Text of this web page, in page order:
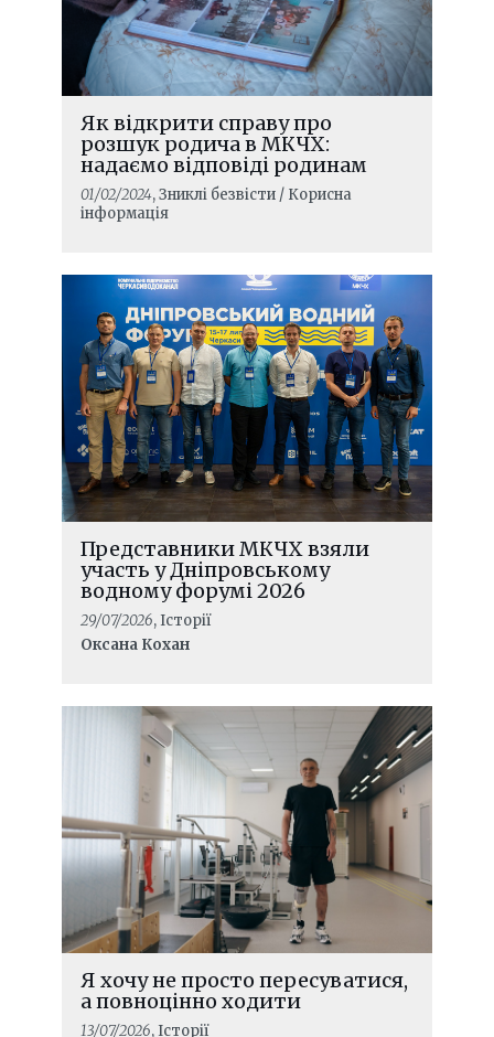
Гендиректор МКЧХ завершив 5-
денний візит до України
Основні напрямки діяльності в
Україні в 2025 р.
ЧИТАТИ ДАЛІ
Допомога населенню в зимовий
ЧИТАТИ ДАЛІ
Як відкрити справу про
розшук родича в МКЧХ:
надаємо відповіді родинам
01/02/2024, Зниклі безвісти / Корисна
інформація
Представники МКЧХ взяли
участь у Дніпровському
водному форумі 2026
29/07/2026, Історії
Оксана Кохан
Я хочу не просто пересуватися,
а повноцінно ходити
13/07/2026, Історії